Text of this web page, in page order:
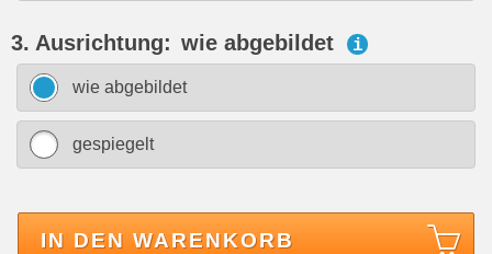
3. Ausrichtung: wie abgebildet i
wie abgebildet
gespiegelt
IN DEN WARENKORB